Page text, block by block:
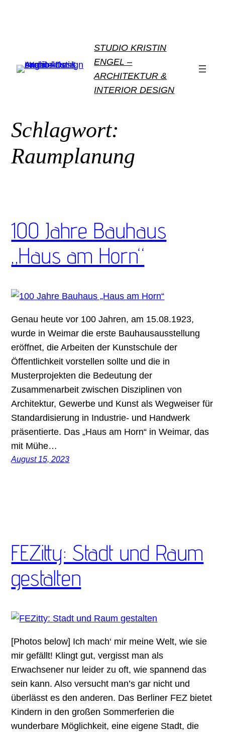
STUDIO KRISTIN
ENGEL –
ARCHITEKTUR &
INTERIOR DESIGN
Schlagwort:
Raumplanung
100 Jahre Bauhaus
„Haus am Horn“
Genau heute vor 100 Jahren, am 15.08.1923,
wurde in Weimar die erste Bauhausausstellung
eröffnet, die Arbeiten der Kunstschule der
Öffentlichkeit vorstellen sollte und die in
Musterprojekten die Bedeutung der
Zusammenarbeit zwischen Disziplinen von
Architektur, Gewerbe und Kunst als Wegweiser für
Standardisierung in Industrie- und Handwerk
präsentierte. Das „Haus am Horn“ in Weimar, das
mit Mühe…
August 15, 2023
FEZitty: Stadt und Raum
gestalten
[Photos below] Ich mach‘ mir meine Welt, wie sie
mir gefällt! Klingt gut, vergisst man als
Erwachsener nur leider zu oft, wie spannend das
sein kann. Also versucht man’s gar nicht und
überlässt es den anderen. Das Berliner FEZ bietet
Kindern in den großen Sommerferien die
wunderbare Möglichkeit, eine eigene Stadt, die